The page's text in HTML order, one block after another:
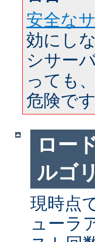
安全な
効にし
シサー
っても
危険です
ロー
ルゴ
現時点
ューラ